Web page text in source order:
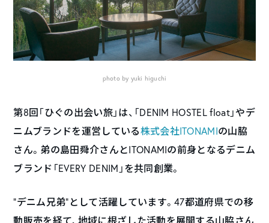
photo by yuki higuchi
第8回「ひぐの出会い旅」は、「DENIM HOSTEL float」やデ
ニムブランドを運営している株式会社ITONAMIの山脇
さん。弟の島田舜介さんとITONAMIの前身となるデニム
ブランド「EVERY DENIM」を共同創業。
”デニム兄弟”として活躍しています。47都道府県での移
動販売を経て、地域に根ざした活動を展開する山脇さん